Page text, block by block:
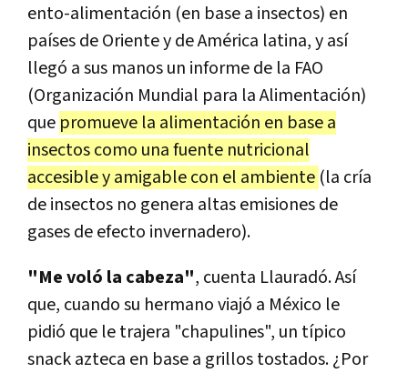
ento-alimentación (en base a insectos) en
países de Oriente y de América latina, y así
llegó a sus manos un informe de la FAO
(Organización Mundial para la Alimentación)
que promueve la alimentación en base a
insectos como una fuente nutricional
accesible y amigable con el ambiente (la cría
de insectos no genera altas emisiones de
gases de efecto invernadero).
"Me voló la cabeza", cuenta Llauradó. Así
que, cuando su hermano viajó a México le
pidió que le trajera "chapulines", un típico
snack azteca en base a grillos tostados. ¿Por